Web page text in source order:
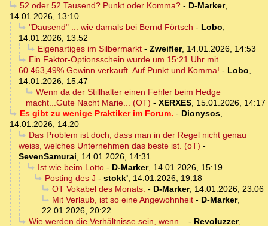
52 oder 52 Tausend? Punkt oder Komma?- D-Marker,
14.01.2026, 13:10
"Dausend" ... wie damals bei Bernd Förtsch - Lobo,
14.01.2026, 13:52
Eigenartiges im Silbermarkt- Zweifler, 14.01.2026, 14:53
Ein Faktor-Optionsschein wurde um 15:21 Uhr mit
60.463,49% Gewinn verkauft. Auf Punkt und Komma! - Lobo,
14.01.2026, 15:47
Wenn da der Stillhalter einen Fehler beim Hedge
macht...Gute Nacht Marie... (OT) - XERXES, 15.01.2026, 14:17
Es gibt zu wenige Praktiker im Forum. - Dionysos,
14.01.2026, 14:20
Das Problem ist doch, dass man in der Regel nicht genau
weiss, welches Unternehmen das beste ist. (oT) -
SevenSamurai, 14.01.2026, 14:31
Ist wie beim Lotto- D-Marker, 14.01.2026, 15:19
Posting des J - stokk', 14.01.2026, 19:18
OT Vokabel des Monats: - D-Marker, 14.01.2026, 23:06
Mit Verlaub, ist so eine Angewohnheit- D-Marker,
22.01.2026, 20:22
Wie werden die Verhältnisse sein, wenn... - Revoluzzer,